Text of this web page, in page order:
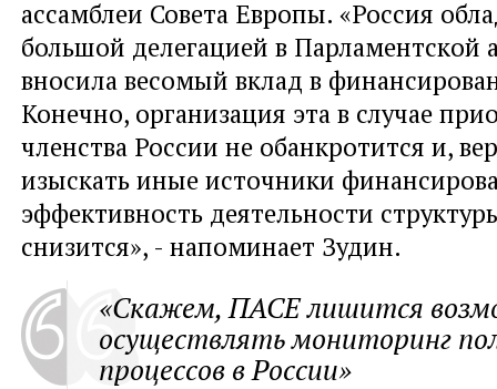
ассамблеи Совета Европы. «Россия
большой делегацией в Парламентской
вносила весомый вклад в
Конечно, организация эта в случае
членства России не обанкротится и,
изыскать иные источники
эффективность деятельности
снизится», - напоминает Зудин.
«Скажем, ПАСЕ лишится
осуществлять мониторинг
процессов в России»